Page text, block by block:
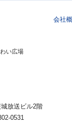
会社
放送ビル2階
0531